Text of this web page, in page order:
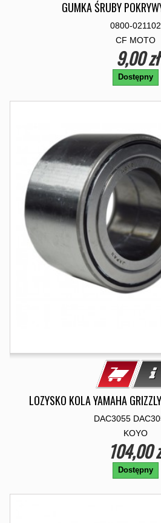
GUMKA ŚRUBY
0800-021102
CF MOTO
9,00 zł
Dostępny
LOZYSKO KOLA YAMAHA
DAC3055
KOYO
104,00
Dostępny